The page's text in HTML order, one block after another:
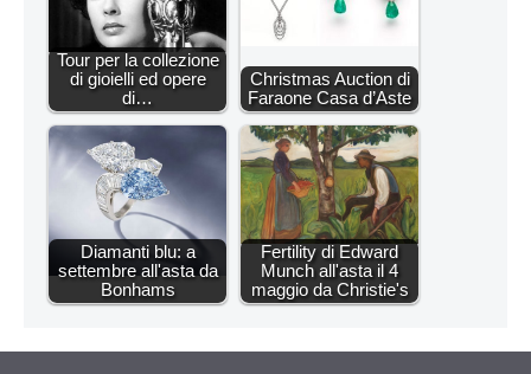
Tour per la collezione
di gioielli ed opere
di…
Christmas Auction di
Faraone Casa d’Aste
Diamanti blu: a
settembre all'asta da
Bonhams
Fertility di Edward
Munch all'asta il 4
maggio da Christie's